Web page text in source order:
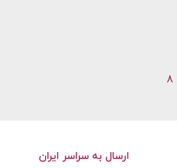
ارسال به سراسر ایران